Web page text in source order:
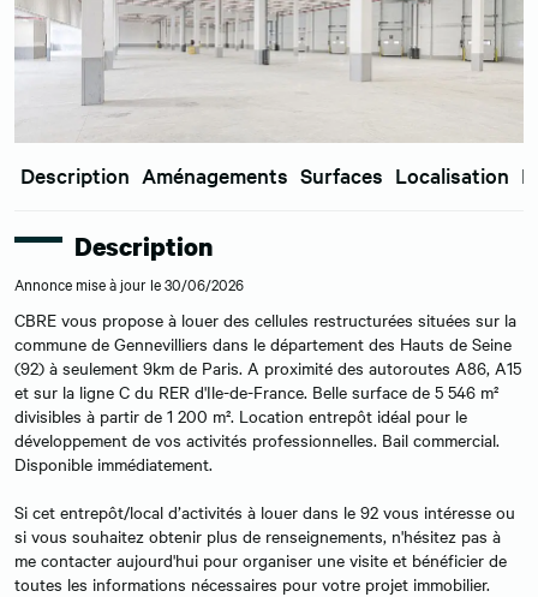
Description Aménagements Surfaces Localisation
Description
Annonce mise à jour le 30/06/2026
CBRE vous propose à louer des cellules restructurées situées sur la
commune de Gennevilliers dans le département des Hauts de Seine
(92) à seulement 9km de Paris. A proximité des autoroutes A86, A15
et sur la ligne C du RER d'Ile-de-France. Belle surface de 5 546 m²
divisibles à partir de 1 200 m². Location entrepôt idéal pour le
développement de vos activités professionnelles. Bail commercial.
Disponible immédiatement.
Si cet entrepôt/local d’activités à louer dans le 92 vous intéresse ou
si vous souhaitez obtenir plus de renseignements, n'hésitez pas à
me contacter aujourd'hui pour organiser une visite et bénéficier de
toutes les informations nécessaires pour votre projet immobilier.